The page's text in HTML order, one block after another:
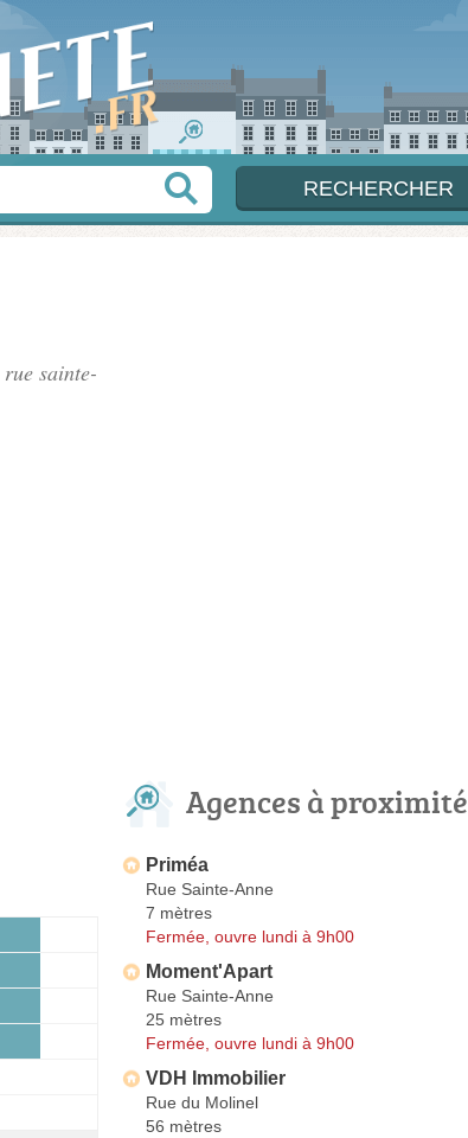
rue sainte-
Agences à proximité
Priméa
Rue Sainte-Anne
7 mètres
Fermée, ouvre lundi à 9h00
Moment'Apart
Rue Sainte-Anne
25 mètres
Fermée, ouvre lundi à 9h00
VDH Immobilier
Rue du Molinel
56 mètres